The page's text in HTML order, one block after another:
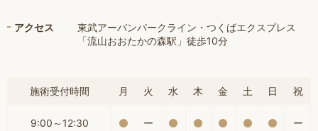
アクセス
東武アーバンパークライン・つくばエクスプレス
「流山おおたかの森駅」徒歩10分
施術受付時間 月 火 水 木 金 土 日 祝
9:00～12:30 ー ー